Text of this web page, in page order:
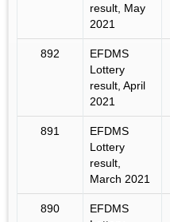
result, May
2021
892
EFDMS
Lottery
result, April
2021
891
EFDMS
Lottery
result,
March 2021
890
EFDMS